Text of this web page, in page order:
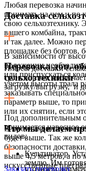
Любая перевозка
понимать на чем и по
свою сельхозтехнику.
вашего комбайна,
и так далее. Можно
площадке без бортов,
Плюсы доставки
транспортом
загрузку/выгрузку, и
Доставка
В зависимости от
положении
или приспускаться
учетом высоты трала
заказывать
параметр выше, то
или их снятии, если
В противном случае
будет выше. Так же
безопасности
выше 4,5 метров, а по
искусственные
Перевозка доп.
сельхозтехники
Под дополнительным
понимается навесное
видов:
Культиватор.
землю. Им
Что мы делаем
уточняем
Заказать перевозку